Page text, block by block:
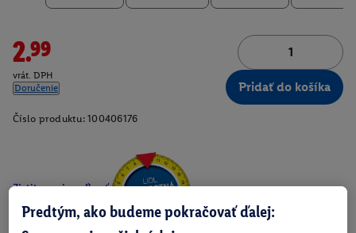
2.99
vrát. DPH
Doručenie
Pridať do košíka
Číslo produktu: 100406176
Zistite svoju veľkosť
Predtým, ako budeme pokračovať ďalej: